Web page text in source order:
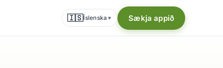
🇮🇸Íslenska ▾ Sækja appið